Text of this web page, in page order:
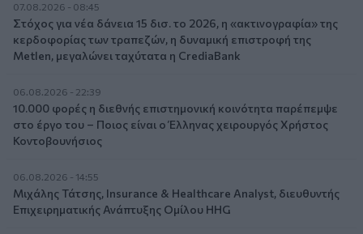
07.08.2026 - 08:45
Στόχος για νέα δάνεια 15 δισ. το 2026, η «ακτινογραφία» της
κερδοφορίας των τραπεζών, η δυναμική επιστροφή της
Metlen, μεγαλώνει ταχύτατα η CrediaBank
06.08.2026 - 22:39
10.000 φορές η διεθνής επιστημονική κοινότητα παρέπεμψε
στο έργο του – Ποιος είναι ο Έλληνας χειρουργός Χρήστος
Κοντοβουνήσιος
06.08.2026 - 14:55
Μιχάλης Τάτσης, Insurance & Healthcare Analyst, διευθυντής
Επιχειρηματικής Ανάπτυξης Ομίλου HHG